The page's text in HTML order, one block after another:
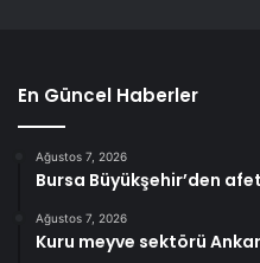
En Güncel Haberler
Ağustos 7, 2026
Bursa Büyükşehir’den
Ağustos 7, 2026
Kuru meyve sektörü